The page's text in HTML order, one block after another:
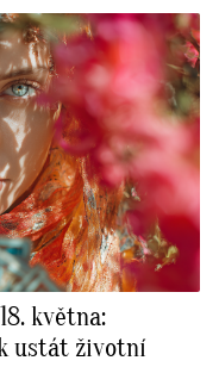
května:
ustát životní